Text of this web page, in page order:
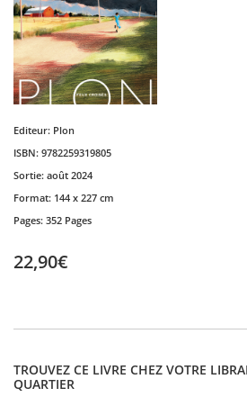
Editeur: Plon
ISBN: 9782259319805
Sortie: août 2024
Format: 144 x 227 cm
Pages: 352 Pages
22,90€
TROUVEZ CE LIVRE CHEZ VOTRE
QUARTIER